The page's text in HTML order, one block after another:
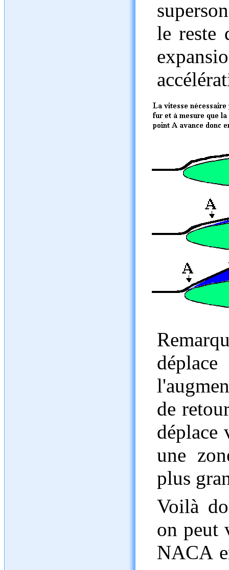
le reste
de
déplace
une
plus
Voilà
on peut
NACA